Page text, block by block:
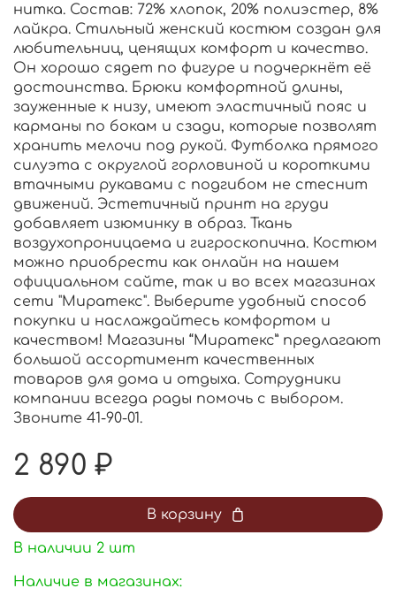
нитка. Состав: 72% хлопок, 20% полиэстер, 8%
лайкра. Стильный женский костюм создан для
любительниц, ценящих комфорт и качество.
Он хорошо сядет по фигуре и подчеркнёт её
достоинства. Брюки комфортной длины,
зауженные к низу, имеют эластичный пояс и
карманы по бокам и сзади, которые позволят
хранить мелочи под рукой. Футболка прямого
силуэта с округлой горловиной и короткими
втачными рукавами с подгибом не стеснит
движений. Эстетичный принт на груди
добавляет изюминку в образ. Ткань
воздухопроницаема и гигроскопична. Костюм
можно приобрести как онлайн на нашем
официальном сайте, так и во всех магазинах
сети "Миратекс". Выберите удобный способ
покупки и наслаждайтесь комфортом и
качеством! Магазины “Миратекс” предлагают
большой ассортимент качественных
товаров для дома и отдыха. Сотрудники
компании всегда рады помочь с выбором.
Звоните 41-90-01.
2 890 ₽
В корзину
В наличии 2 шт
Наличие в магазинах: